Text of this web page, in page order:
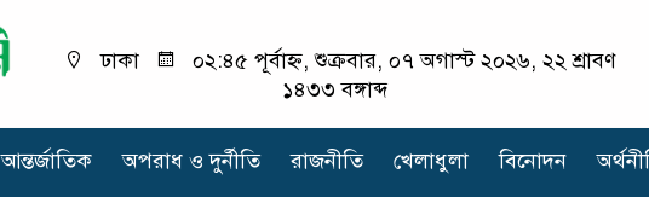
ঢাকা
০২:৪৫ পূর্বাহ্ন, শুক্রবার, ০৭ অগাস্ট ২০২৬, ২২ শ্রাবণ
১৪৩৩ বঙ্গাব্দ
আন্তর্জাতিক অপরাধ ‍ও দুর্নীতি রাজনীতি খেলাধুলা বিনোদন